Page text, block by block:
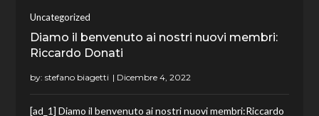
Uncategorized
Diamo il benvenuto ai nostri nuovi membri:
Riccardo Donati
by:stefano biagetti
[ad_1] Diamo il benvenuto ai nostri nuovi membri:Riccardo